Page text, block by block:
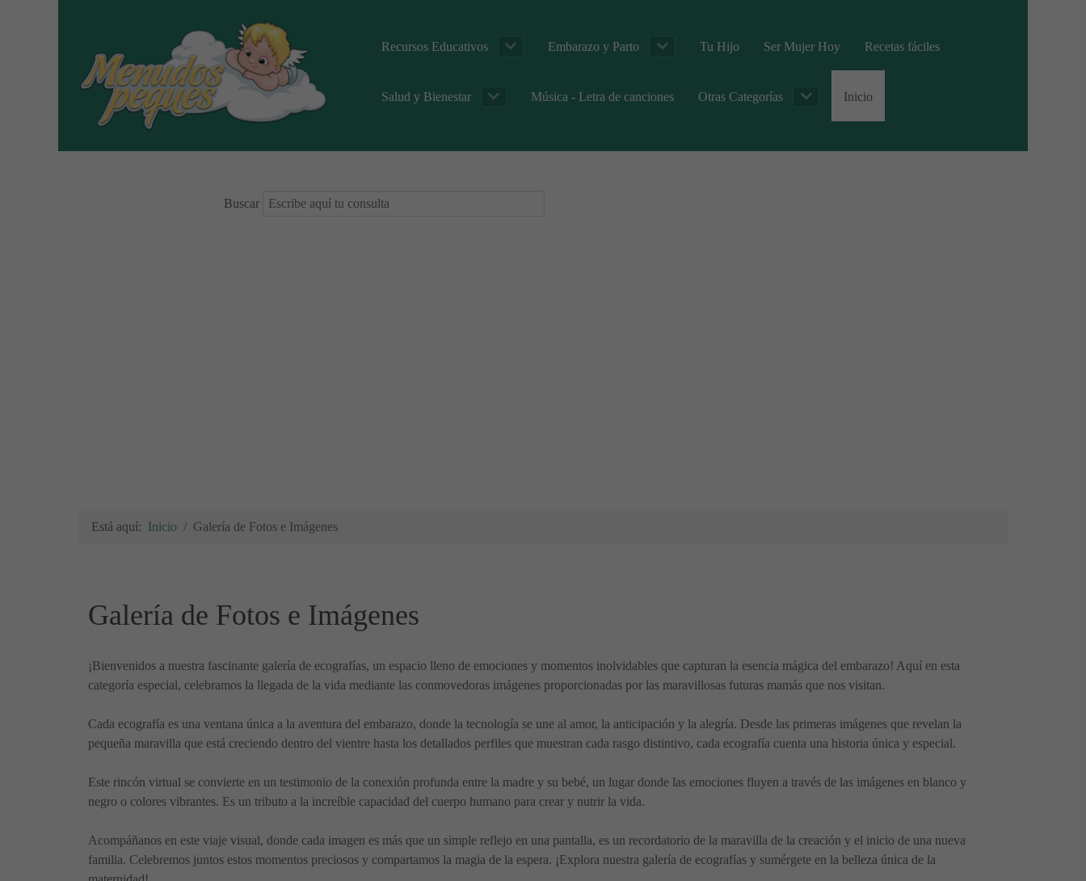
Recursos Educativos Embarazo y Parto Tu Hijo Ser Mujer Hoy Recetas fáciles
Salud y Bienestar Música - Letra de canciones Otras Categorías Inicio
Buscar
Está aquí: Inicio Galería de Fotos e Imágenes
Galería de Fotos e Imágenes
¡Bienvenidos a nuestra fascinante galería de ecografías, un espacio lleno de emociones y momentos inolvidables que capturan la esencia mágica del embarazo! Aquí en esta
categoría especial, celebramos la llegada de la vida mediante las conmovedoras imágenes proporcionadas por las maravillosas futuras mamás que nos visitan.
Cada ecografía es una ventana única a la aventura del embarazo, donde la tecnología se une al amor, la anticipación y la alegría. Desde las primeras imágenes que revelan la
pequeña maravilla que está creciendo dentro del vientre hasta los detallados perfiles que muestran cada rasgo distintivo, cada ecografía cuenta una historia única y especial.
Este rincón virtual se convierte en un testimonio de la conexión profunda entre la madre y su bebé, un lugar donde las emociones fluyen a través de las imágenes en blanco y
negro o colores vibrantes. Es un tributo a la increíble capacidad del cuerpo humano para crear y nutrir la vida.
Acompáñanos en este viaje visual, donde cada imagen es más que un simple reflejo en una pantalla, es un recordatorio de la maravilla de la creación y el inicio de una nueva
familia. Celebremos juntos estos momentos preciosos y compartamos la magia de la espera. ¡Explora nuestra galería de ecografías y sumérgete en la belleza única de la